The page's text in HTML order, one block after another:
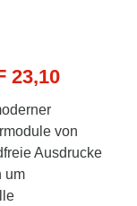
23,10
von
Ausdrucke
um